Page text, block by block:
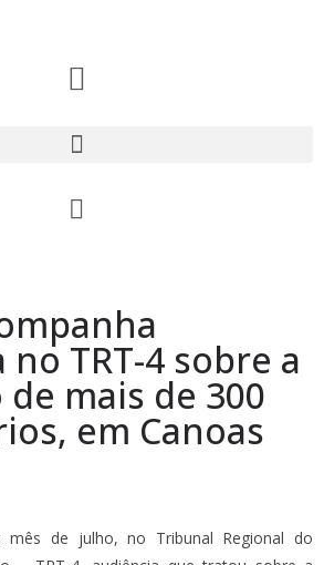
TRT-4 sobre a
mais de 300
em Canoas
de julho, no Tribunal Regional do